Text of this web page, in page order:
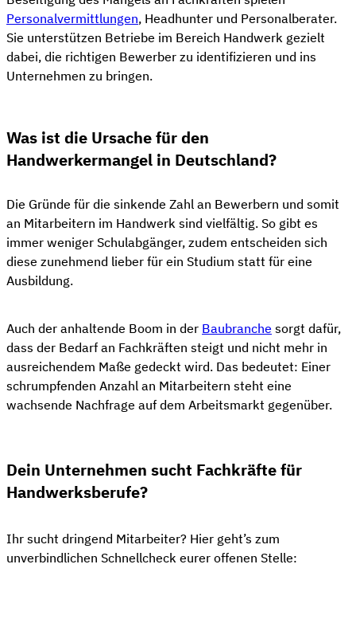
Personalvermittlungen, Headhunter und Personalberater.
Sie unterstützen Betriebe im Bereich Handwerk gezielt
dabei, die richtigen Bewerber zu identifizieren und ins
Unternehmen zu bringen.
Was ist die Ursache für den
Handwerkermangel in Deutschland?
Die Gründe für die sinkende Zahl an Bewerbern und somit
an Mitarbeitern im Handwerk sind vielfältig. So gibt es
immer weniger Schulabgänger, zudem entscheiden sich
diese zunehmend lieber für ein Studium statt für eine
Ausbildung.
Auch der anhaltende Boom in der Baubranche sorgt dafür,
dass der Bedarf an Fachkräften steigt und nicht mehr in
ausreichendem Maße gedeckt wird. Das bedeutet: Einer
schrumpfenden Anzahl an Mitarbeitern steht eine
wachsende Nachfrage auf dem Arbeitsmarkt gegenüber.
Dein Unternehmen sucht Fachkräfte für
Handwerksberufe?
Ihr sucht dringend Mitarbeiter? Hier geht’s zum
unverbindlichen Schnellcheck eurer offenen Stelle: